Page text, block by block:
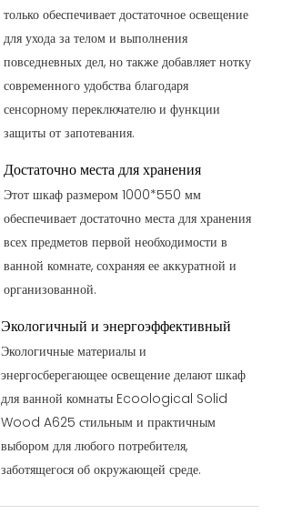
только обеспечивает достаточное освещение
для ухода за телом и выполнения
повседневных дел, но также добавляет нотку
современного удобства благодаря
сенсорному переключателю и функции
защиты от запотевания.
Достаточно места для хранения
Этот шкаф размером 1000*550 мм
обеспечивает достаточно места для хранения
всех предметов первой необходимости в
ванной комнате, сохраняя ее аккуратной и
организованной.
Экологичный и энергоэффективный
Экологичные материалы и
энергосберегающее освещение делают шкаф
для ванной комнаты Ecoological Solid
Wood A625 стильным и практичным
выбором для любого потребителя,
заботящегося об окружающей среде.